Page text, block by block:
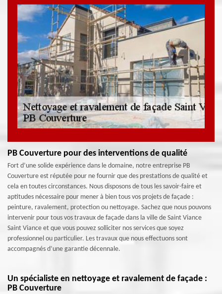
PB Couverture pour des interventions de qualité
Fort d’une solide expérience dans le domaine, notre entreprise PB
Couverture est réputée pour ne fournir que des prestations de qualité et
cela en toutes circonstances. Nous disposons de tous les savoir-faire et
aptitudes nécessaire pour mener à bien tous vos projets de façade :
peinture, ravalement, protection ou nettoyage. Sachez que nous pouvons
intervenir pour tous vos travaux de façade dans la ville de Saint Viance
Saint Viance et que vous pouvez solliciter nos services que soyez
professionnel ou particulier. Les travaux que nous effectuons sont
accompagnés d’une garantie décennale.
Un spécialiste en nettoyage et ravalement de façade :
PB Couverture